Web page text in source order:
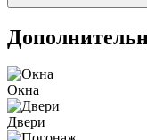
Окна
Двери